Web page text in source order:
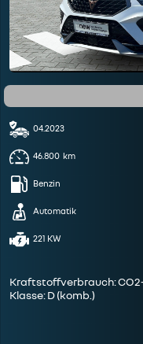
04.2023
46.800 km
Benzin
Automatik
221 KW
Kraftstoffverbrauch:
Klasse: D (komb.)